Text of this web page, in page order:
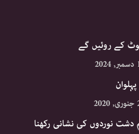
کے روئیں گے
دشت نوردوں کی نشانی رکھنا